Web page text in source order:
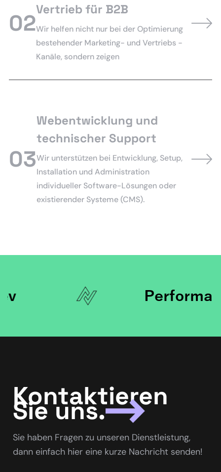
02
Vertrieb für B2B
Wir helfen nicht nur bei der Optimierung
bestehender Marketing- und Vertriebs -
Kanäle, sondern zeigen
03
Webentwicklung und
technischer Support
Wir unterstützen bei Entwicklung, Setup,
Installation und Administration
individueller Software-Lösungen oder
existierender Systeme (CMS).
Kontaktieren
Sie uns.
Sie haben Fragen zu unseren Dienstleistung,
dann einfach hier eine kurze Nachricht senden!